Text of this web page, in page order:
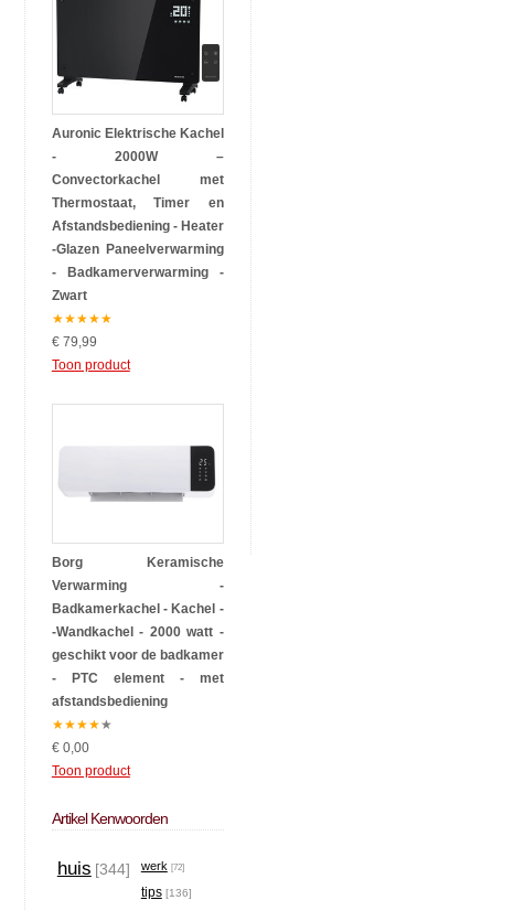
Auronic Elektrische Kachel
- 2000W –
Convectorkachel met
Thermostaat, Timer en
Afstandsbediening - Heater
-Glazen Paneelverwarming
- Badkamerverwarming -
Zwart
★★★★★
€ 79,99
Toon product
Borg Keramische
Verwarming -
Badkamerkachel - Kachel -
-Wandkachel - 2000 watt -
geschikt voor de badkamer
- PTC element - met
afstandsbediening
★★★★★
€ 0,00
Toon product
Artikel Kenwoorden
huis [344] werk [72]
tips [136]